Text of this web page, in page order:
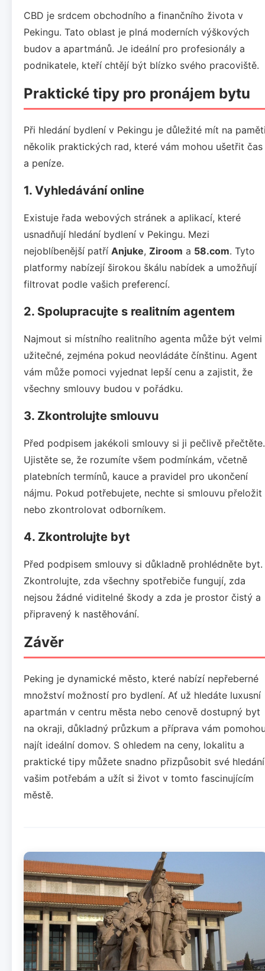
CBD je srdcem obchodního a finančního života v
Pekingu. Tato oblast je plná moderních výškových
budov a apartmánů. Je ideální pro profesionály a
podnikatele, kteří chtějí být blízko svého pracoviště.
Praktické tipy pro pronájem bytu
Při hledání bydlení v Pekingu je důležité mít na
několik praktických rad, které vám mohou ušetřit čas
a peníze.
1. Vyhledávání online
Existuje řada webových stránek a aplikací, které
usnadňují hledání bydlení v Pekingu. Mezi
nejoblíbenější patří Anjuke, Ziroom a 58.com. Tyto
platformy nabízejí širokou škálu nabídek a umožňují
filtrovat podle vašich preferencí.
2. Spolupracujte s realitním agentem
Najmout si místního realitního agenta může být velmi
užitečné, zejména pokud neovládáte čínštinu. Agent
vám může pomoci vyjednat lepší cenu a zajistit, že
všechny smlouvy budou v pořádku.
3. Zkontrolujte smlouvu
Před podpisem jakékoli smlouvy si ji pečlivě přečtěte.
Ujistěte se, že rozumíte všem podmínkám, včetně
platebních termínů, kauce a pravidel pro ukončení
nájmu. Pokud potřebujete, nechte si smlouvu přeložit
nebo zkontrolovat odborníkem.
4. Zkontrolujte byt
Před podpisem smlouvy si důkladně prohlédněte byt.
Zkontrolujte, zda všechny spotřebiče fungují, zda
nejsou žádné viditelné škody a zda je prostor čistý a
připravený k nastěhování.
Závěr
Peking je dynamické město, které nabízí nepřeberné
množství možností pro bydlení. Ať už hledáte luxusní
apartmán v centru města nebo cenově dostupný byt
na okraji, důkladný průzkum a příprava vám
najít ideální domov. S ohledem na ceny, lokalitu a
praktické tipy můžete snadno přizpůsobit své hledání
vašim potřebám a užít si život v tomto fascinujícím
městě.